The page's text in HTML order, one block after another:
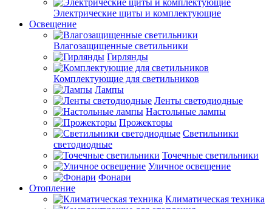
Электрические щиты и комплектующие
Освещение
Влагозащищенные светильники
Гирлянды
Комплектующие для светильников
Лампы
Ленты светодиодные
Настольные лампы
Прожекторы
Светильники
светодиодные
Точечные светильники
Уличное освещение
Фонари
Отопление
Климатическая техника